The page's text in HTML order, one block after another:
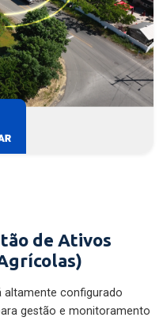
de Ativos
altamente configurado
gestão e monitoramento